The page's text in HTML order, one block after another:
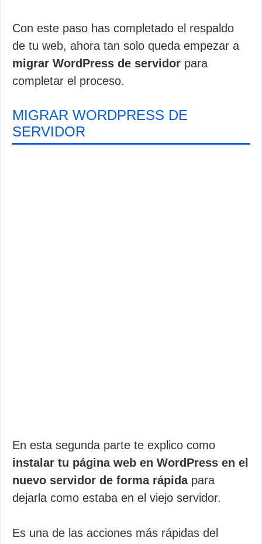
Con este paso has completado el respaldo
de tu web, ahora tan solo queda empezar a
migrar WordPress de servidor para
completar el proceso.
MIGRAR WORDPRESS DE
SERVIDOR
En esta segunda parte te explico como
instalar tu página web en WordPress en el
nuevo servidor de forma rápidapara
dejarla como estaba en el viejo servidor.
Es una de las acciones más rápidas del